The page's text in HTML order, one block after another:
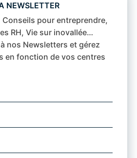
NEWSLETTER
pour entreprendre,
RH, Vie sur inovallée…
nos Newsletters et gérez
en fonction de vos centres